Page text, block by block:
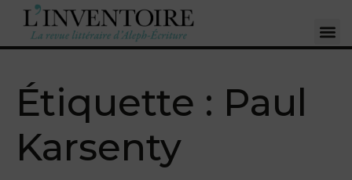
Étiquette : Paul
Karsenty